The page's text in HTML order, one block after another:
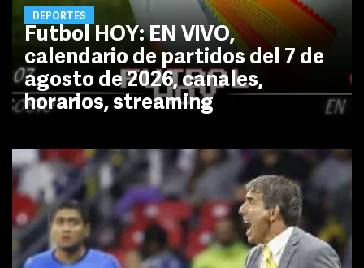
DEPORTES
Futbol HOY: EN VIVO,
calendario de partidos del 7 de
agosto de 2026, canales,
horarios, streaming